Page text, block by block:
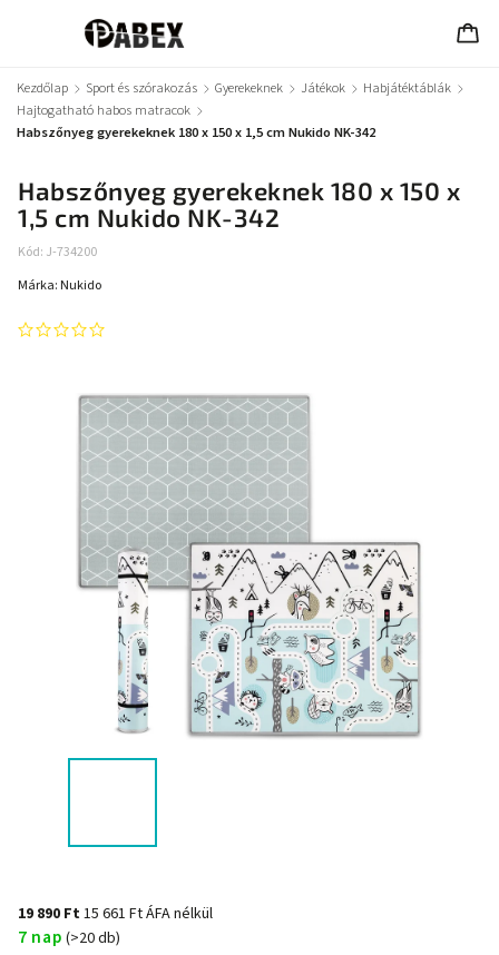
Kezdőlap / Sport és szórakozás / Gyerekeknek / Játékok / Habjátéktáblák /
Hajtogatható habos matracok /
Habszőnyeg gyerekeknek 180 x 150 x 1,5 cm Nukido NK-342
Habszőnyeg gyerekeknek 180 x 150 x
1,5 cm Nukido NK-342
Kód: J-734200
Márka: Nukido
19 890 Ft15 661 Ft ÁFA nélkül
7 nap (>20 db)